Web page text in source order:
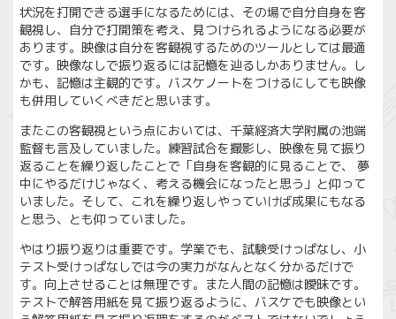
状況を打開できる選手になるためには、その場で自分自身を客
観視し、自分で打開策を考え、見つけられるようになる必要が
あります。映像は自分を客観視するためのツールとしては最適
です。映像なしで振り返るには記憶を辿るしかありません。し
かも、記憶は主観的です。バスケノートをつけるにしても映像
も併用していくべきだと思います。
またこの客観視という点においては、千葉経済大学附属の池端
監督も言及していました。練習試合を撮影し、映像を見て振り
返ることを繰り返したことで「自身を客観的に見ることで、 夢
中にやるだけじゃなく、考える機会になったと思う」と仰って
いました。そして、これを繰り返しやっていけば成果にもなる
と思う、とも仰っていました。
やはり振り返りは重要です。学業でも、試験受けっぱなし、小
テスト受けっぱなしでは今の実力がなんとなく分かるだけで
す。向上させることは無理です。また人間の記憶は曖昧です。
テストで解答用紙を見て振り返るように、バスケでも映像とい